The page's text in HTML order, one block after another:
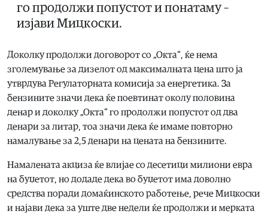
го продолжи попустот и понатаму –
изјави Мицкоски.
Доколку продолжи договорот со „Окта“, ќе нема
зголемување за дизелот од максималната цена што ја
утврдува Регулаторната комисија за енергетика. За
бензините значи дека ќе поевтинат околу половина
денар и доколку „Окта“ го продолжи попустот од два
денари за литар, тоа значи дека ќе имаме повторно
намалување за 2,5 денари на цената на бензините.
Намалената акциза ќе влијае со десетици милиони евра
на буџетот, но додаде дека во буџетот има доволно
средства поради домаќинското работење, рече Мицкоски
и најави дека за уште две недели ќе продолжи и мерката